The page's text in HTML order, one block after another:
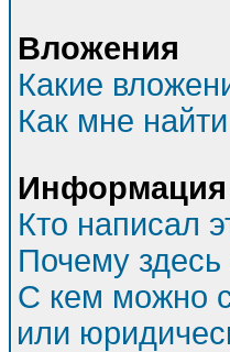
Вложения
Какие
Как мне
Информация
Кто написал
Почему здесь
С кем можно
или